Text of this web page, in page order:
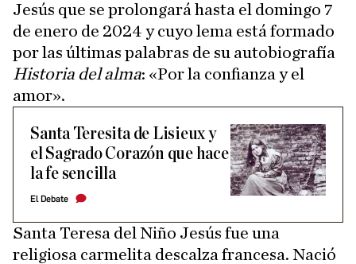
Jesús que se prolongará hasta el domingo 7
de enero de 2024 y cuyo lema está formado
por las últimas palabras de su autobiografía
Historia del alma: «Por la confianza y el
amor».
Santa Teresita de Lisieux y
el Sagrado Corazón que hace
la fe sencilla
El Debate
Santa Teresa del Niño Jesús fue una
religiosa carmelita descalza francesa. Nació